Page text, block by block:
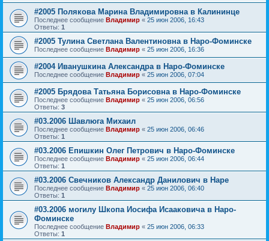
#2005 Полякова Марина Владимировна в Калининце
Последнее сообщение Владимир « 25 июн 2006, 16:43
Ответы: 1
#2005 Тулина Светлана Валентиновна в Наро-Фоминске
Последнее сообщение Владимир « 25 июн 2006, 16:36
#2004 Иванушкина Александра в Наро-Фоминске
Последнее сообщение Владимир « 25 июн 2006, 07:04
#2005 Брядова Татьяна Борисовна в Наро-Фоминске
Последнее сообщение Владимир « 25 июн 2006, 06:56
Ответы: 3
#03.2006 Шавлюга Михаил
Последнее сообщение Владимир « 25 июн 2006, 06:46
Ответы: 1
#03.2006 Епишкин Олег Петрович в Наро-Фоминске
Последнее сообщение Владимир « 25 июн 2006, 06:44
Ответы: 1
#03.2006 Свечников Александр Данилович в Наре
Последнее сообщение Владимир « 25 июн 2006, 06:40
Ответы: 1
#03.2006 могилу Шкопа Иосифа Исааковича в Наро-
Фоминске
Последнее сообщение Владимир « 25 июн 2006, 06:33
Ответы: 1